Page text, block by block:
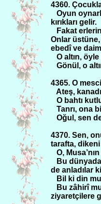
4360.
Oyun
kırıkları gelir.
Fakat
Onlar üstüne,
ebedî ve
O altın,
Gönül, o
4365. O
Ateş,
O bahtı
Tanrı, ona
Oğul, sen
4370. Sen,
tarafta,
O,
Bu
de anladılar
Bil ki din
Bu zâhirî
ziyaretçilere